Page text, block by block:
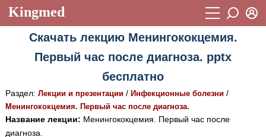
Kingmed
Учебный материал
Видеогалерея 899
Истории болезней 1268
Лекции и презентации
Восстановить пароль
Регистрация
Скачать лекцию Менингококцемия.
Первый час после диагноза. pptx
бесплатно
Раздел: Лекции и презентации/ Инфекционные болезни/
Менингококцемия. Первый час после диагноза.
Название лекции: Менингококцемия. Первый час после
диагноза.